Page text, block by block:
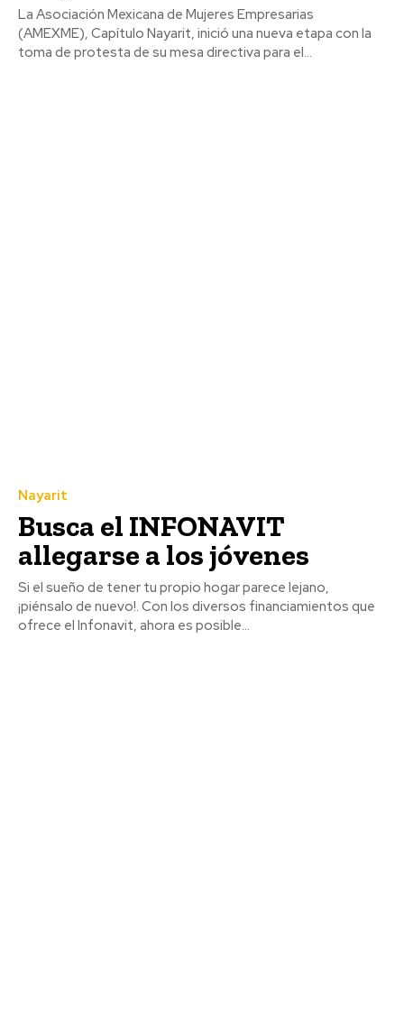
La Asociación Mexicana de Mujeres Empresarias
(AMEXME), Capítulo Nayarit, inició una nueva etapa con la
toma de protesta de su mesa directiva para el...
Nayarit
Busca el INFONAVIT
allegarse a los jóvenes
Si el sueño de tener tu propio hogar parece lejano,
¡piénsalo de nuevo!. Con los diversos financiamientos que
ofrece el Infonavit, ahora es posible...